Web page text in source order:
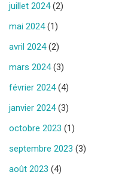
juillet 2024(2)
mai 2024(1)
avril 2024(2)
mars 2024(3)
février 2024(4)
janvier 2024(3)
octobre 2023 (1)
septembre 2023 (3)
août 2023 (4)